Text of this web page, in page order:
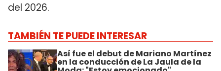
del 2026.
TAMBIÉN TE PUEDE INTERESAR
Así fue el debut de Mariano Martínez
en la conducción de La Jaula de la